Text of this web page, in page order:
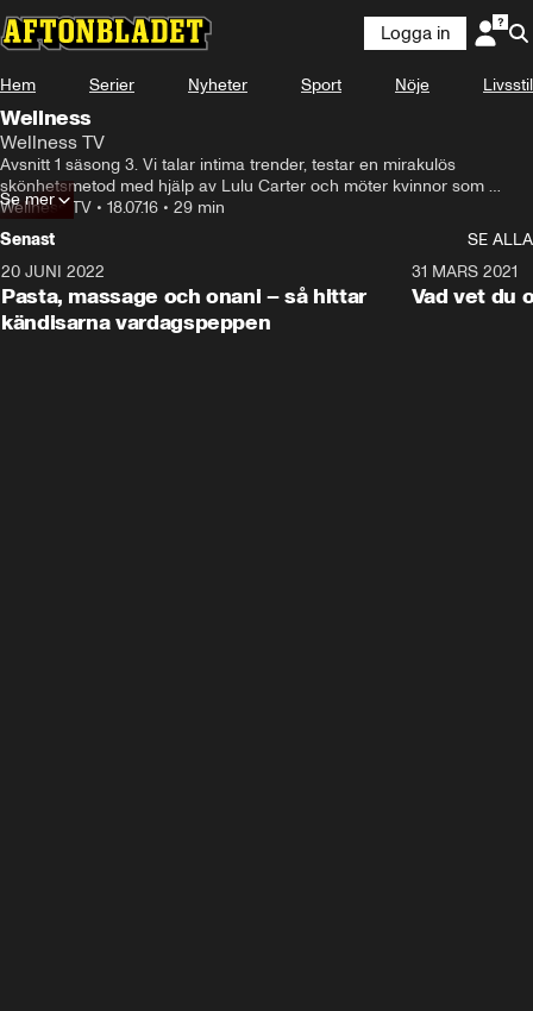
Logga in
Hem Serier Nyheter Sport Nöje Livsstil
Wellness
Wellness TV
Avsnitt 1 säsong 3. Vi talar intima trender, testar en mirakulös
skönhetsmetod med hjälp av Lulu Carter och möter kvinnor som
drabbats av en dold sjukdom. Med bilder från www.julianagoes.com.br.
Programledare: Jessica Linnman och Josefin Crafoord.
Wellness TV • 18.07.16 • 29 min
Se mer
Senast
SE ALLA
20 JUNI 2022
Pasta, massage och onani – så hittar
kändisarna vardagspeppen
31 MARS 2021
Vad vet du